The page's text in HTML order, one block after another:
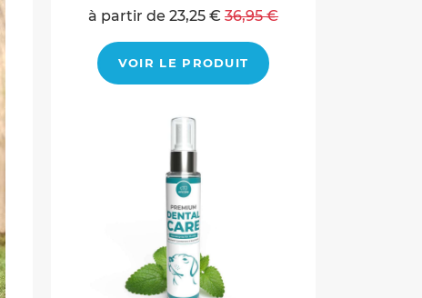
à partir de 23,25 €36,95 €
VOIR LE PRODUIT